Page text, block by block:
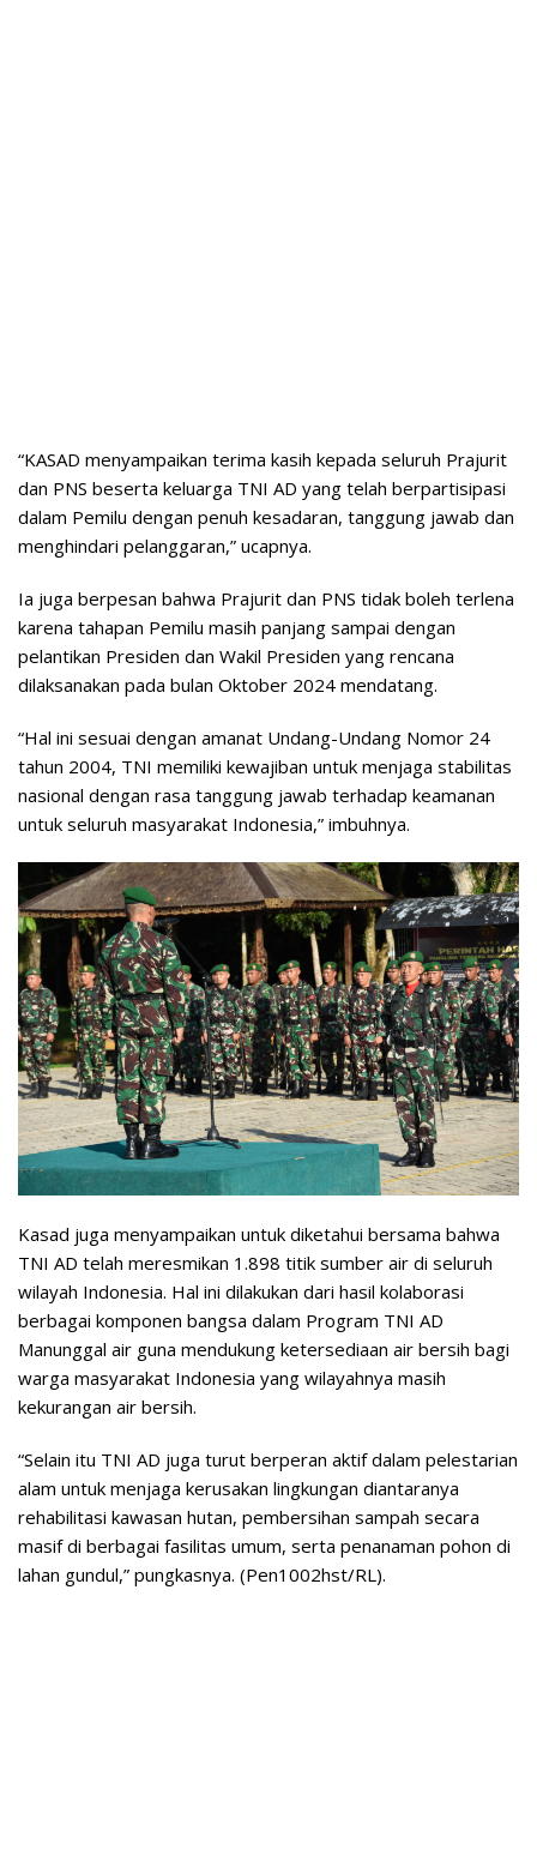
“KASAD menyampaikan terima kasih kepada seluruh Prajurit
dan PNS beserta keluarga TNI AD yang telah berpartisipasi
dalam Pemilu dengan penuh kesadaran, tanggung jawab dan
menghindari pelanggaran,” ucapnya.
Ia juga berpesan bahwa Prajurit dan PNS tidak boleh terlena
karena tahapan Pemilu masih panjang sampai dengan
pelantikan Presiden dan Wakil Presiden yang rencana
dilaksanakan pada bulan Oktober 2024 mendatang.
“Hal ini sesuai dengan amanat Undang-Undang Nomor 24
tahun 2004, TNI memiliki kewajiban untuk menjaga stabilitas
nasional dengan rasa tanggung jawab terhadap keamanan
untuk seluruh masyarakat Indonesia,” imbuhnya.
Kasad juga menyampaikan untuk diketahui bersama bahwa
TNI AD telah meresmikan 1.898 titik sumber air di seluruh
wilayah Indonesia. Hal ini dilakukan dari hasil kolaborasi
berbagai komponen bangsa dalam Program TNI AD
Manunggal air guna mendukung ketersediaan air bersih bagi
warga masyarakat Indonesia yang wilayahnya masih
kekurangan air bersih.
“Selain itu TNI AD juga turut berperan aktif dalam pelestarian
alam untuk menjaga kerusakan lingkungan diantaranya
rehabilitasi kawasan hutan, pembersihan sampah secara
masif di berbagai fasilitas umum, serta penanaman pohon di
lahan gundul,” pungkasnya. (Pen1002hst/RL).